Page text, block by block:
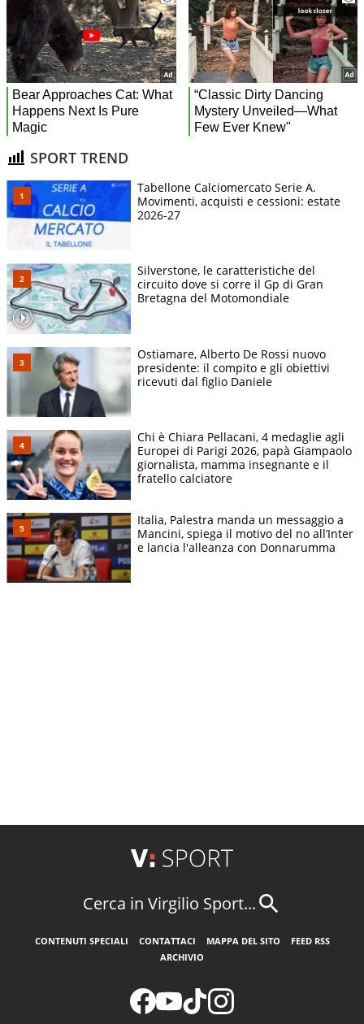
SPORT TREND
Tabellone Calciomercato Serie A.
Movimenti, acquisti e cessioni: estate
2026-27
Silverstone, le caratteristiche del
circuito dove si corre il Gp di Gran
Bretagna del Motomondiale
Ostiamare, Alberto De Rossi nuovo
presidente: il compito e gli obiettivi
ricevuti dal figlio Daniele
Chi è Chiara Pellacani, 4 medaglie agli
Europei di Parigi 2026, papà Giampaolo
giornalista, mamma insegnante e il
fratello calciatore
Italia, Palestra manda un messaggio a
Mancini, spiega il motivo del no all’Inter
e lancia l'alleanza con Donnarumma
Cerca in Virgilio Sport...
CONTENUTI SPECIALI CONTATTACI MAPPA DEL SITO
FEED RSS
ARCHIVIO